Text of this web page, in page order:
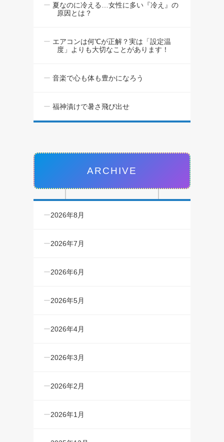
夏なのに冷える…女性に多い『冷え』の
原因とは？
エアコンは何℃が正解？実は「設定温
度」よりも大切なことがあります！
音楽で心も体も豊かになろう
福神漬けで暑さ飛び出せ
ARCHIVE
2026年8月
2026年7月
2026年6月
2026年5月
2026年4月
2026年3月
2026年2月
2026年1月